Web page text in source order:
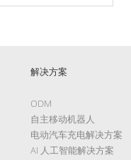
解决方案
ODM
自主移动机器人
电动汽车充电解决方案
AI 人工智能解决方案